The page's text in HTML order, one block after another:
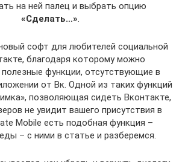
на ней палец и выбрать опцию
«Сделать…».
софт для любителей социальной
благодаря которому можно
функции, отсутствующие в
от Вк. Одной из таких функций
позволяющая сидеть Вконтакте,
не увидит вашего присутствия в
Mobile есть подобная функция –
– с ними в статье и разберемся.